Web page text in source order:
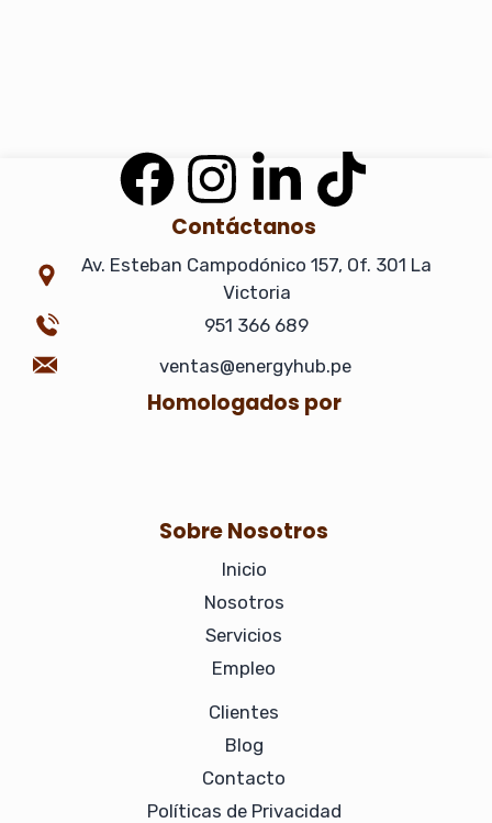
Sobre Nosotros
Inicio
Nosotros
Servicios
Empleo
Clientes
Blog
Contacto
Políticas de Privacidad
Homologados por
Contáctanos
Av. Esteban Campodónico 157, Of. 301 La
Victoria
951 366 689
ventas@energyhub.pe
F
a
c
b
o
I
n
s
t
a
r
a
m
L
i
n
k
e
i
-
n
T
k
o